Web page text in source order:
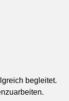
begleitet.